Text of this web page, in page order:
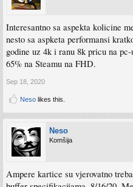
Interesantno sa aspekta kolicine
nesto sa aspketa performansi
godine uz 4k i ranu 8k pricu na
65% na Steamu na FHD.
Sep 18, 2020
Neso likes this.
Neso
Komšija
Ampere kartice su vjerovatno